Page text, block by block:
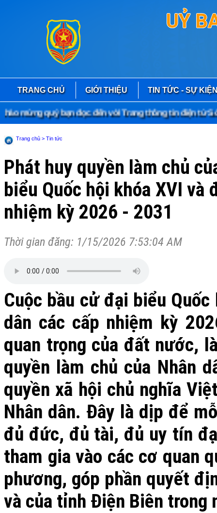
UỶ
TRANG CHỦ GIỚI THIỆU TIN TỨC - SỰ
mừng quý bạn đọc đến với Trang thông tin điện tử Sở
Trang chủ > Tin tức
Phát huy quyền làm chủ
biểu Quốc hội khóa XVI
nhiệm kỳ 2026 - 2031
Thời gian đăng: 1/15/2026 7:53:04 AM
Cuộc bầu cử đại biểu
dân các cấp nhiệm kỳ
quan trọng của đất nước,
quyền làm chủ của Nhân
quyền xã hội chủ nghĩa
Nhân dân. Đây là dịp để
đủ đức, đủ tài, đủ uy tín
tham gia vào các cơ quan
phương, góp phần quyết
và của tỉnh Điện Biên trong